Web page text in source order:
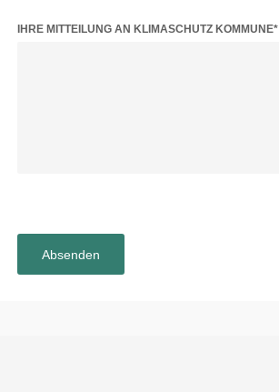
BITTE LASSE DIESES FELD LEER.
IHRE MITTEILUNG AN KLIMASCHUTZ KOMMUNE*